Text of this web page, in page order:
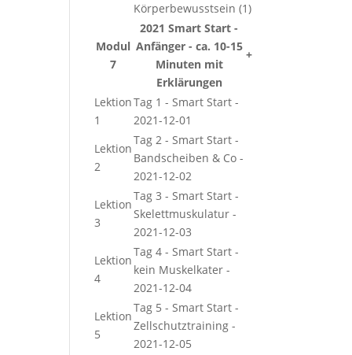
Körperbewusstsein (1)
Modul
7
2021 Smart Start -
Anfänger - ca. 10-15
Minuten mit
Erklärungen
+
Lektion
1
Tag 1 - Smart Start -
2021-12-01
Lektion
2
Tag 2 - Smart Start -
Bandscheiben & Co -
2021-12-02
Lektion
3
Tag 3 - Smart Start -
Skelettmuskulatur -
2021-12-03
Lektion
4
Tag 4 - Smart Start -
kein Muskelkater -
2021-12-04
Lektion
5
Tag 5 - Smart Start -
Zellschutztraining -
2021-12-05